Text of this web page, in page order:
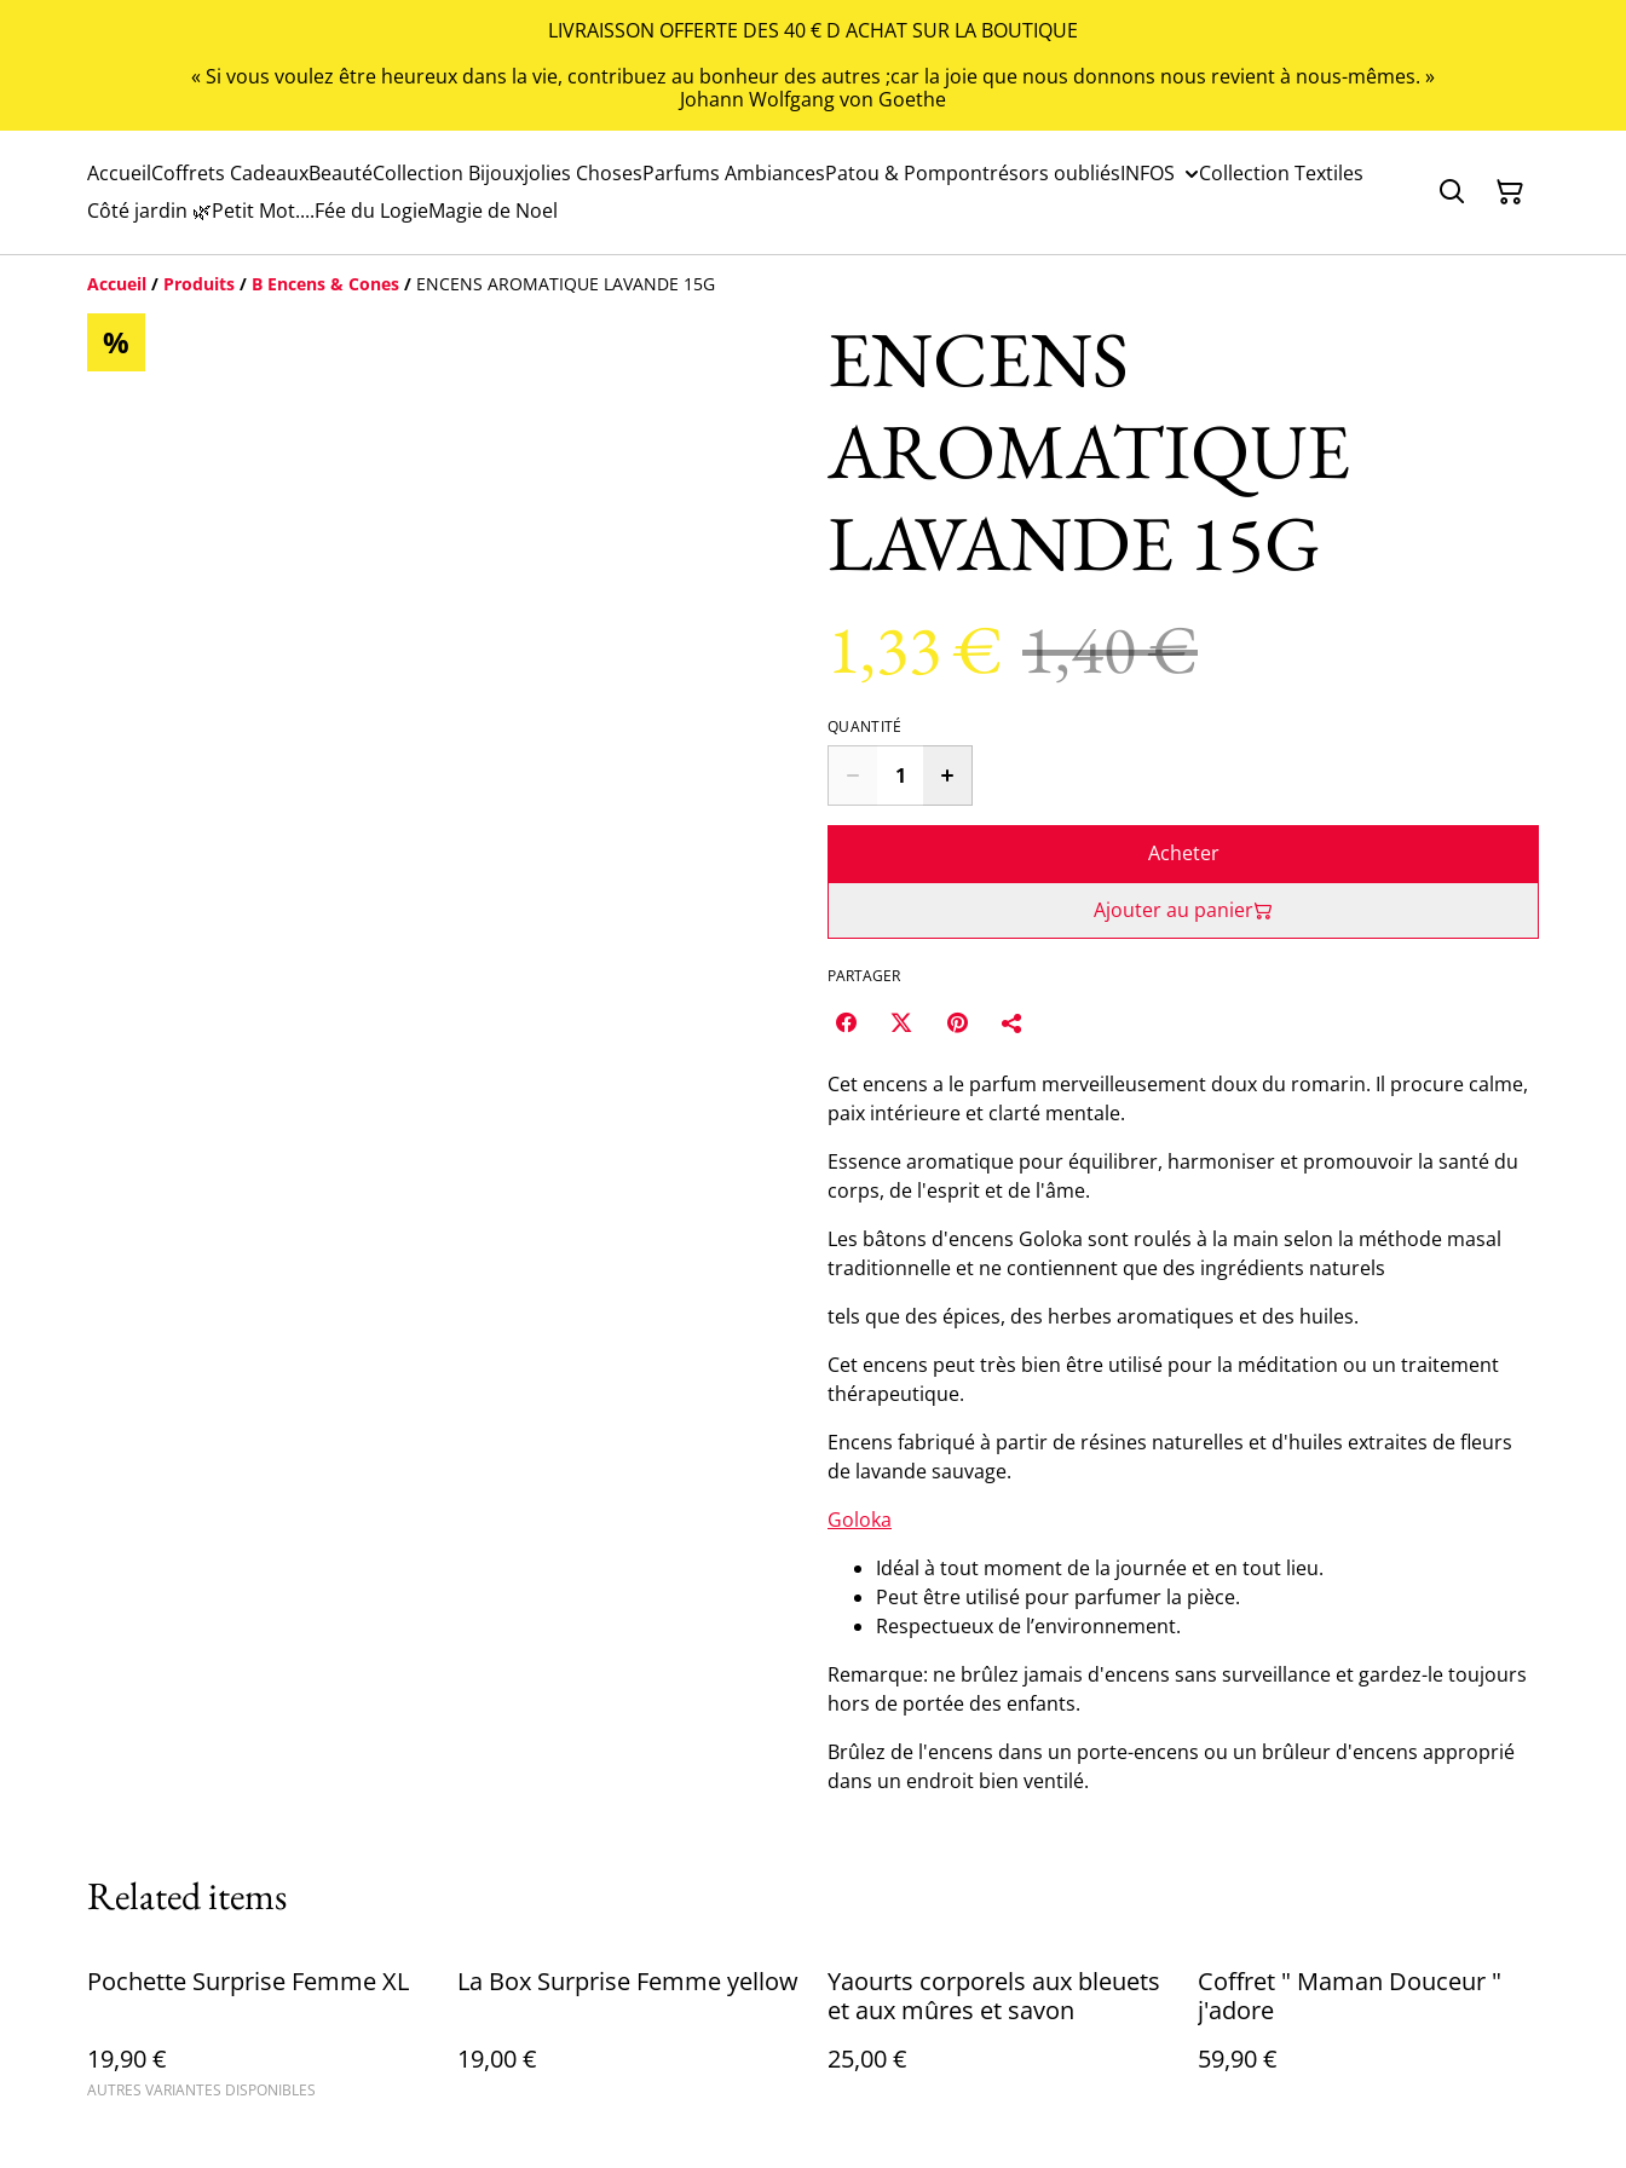
LIVRAISSON OFFERTE DES 40 € D ACHAT SUR LA BOUTIQUE
« Si vous voulez être heureux dans la vie, contribuez au bonheur des autres ;car la joie que nous donnons nous revient à nous-mêmes. »
Johann Wolfgang von Goethe
AccueilCoffrets CadeauxBeautéCollection Bijouxjolies ChosesParfums AmbiancesPatou & Pompontrésors oubliésINFOS
Collection Textiles
Côté jardin 🌿Petit Mot....Fée du LogieMagie de Noel
Accueil / Produits / B Encens & Cones / ENCENS AROMATIQUE LAVANDE 15G
%
ENCENS
AROMATIQUE
LAVANDE 15G
1,33 € 1,40 €
QUANTITÉ
Acheter
Ajouter au panier
PARTAGER
Cet encens a le parfum merveilleusement doux du romarin. Il procure calme,
paix intérieure et clarté mentale.
Essence aromatique pour équilibrer, harmoniser et promouvoir la santé du
corps, de l'esprit et de l'âme.
Les bâtons d'encens Goloka sont roulés à la main selon la méthode masal
traditionnelle et ne contiennent que des ingrédients naturels
tels que des épices, des herbes aromatiques et des huiles.
Cet encens peut très bien être utilisé pour la méditation ou un traitement
thérapeutique.
Encens fabriqué à partir de résines naturelles et d'huiles extraites de fleurs
de lavande sauvage.
Goloka
Idéal à tout moment de la journée et en tout lieu.
Peut être utilisé pour parfumer la pièce.
Respectueux de l’environnement.
Remarque: ne brûlez jamais d'encens sans surveillance et gardez-le toujours
hors de portée des enfants.
Brûlez de l'encens dans un porte-encens ou un brûleur d'encens approprié
dans un endroit bien ventilé.
Related items
Pochette Surprise Femme XL
19,90 €
AUTRES VARIANTES DISPONIBLES
La Box Surprise Femme yellow
19,00 €
Yaourts corporels aux bleuets
et aux mûres et savon
25,00 €
Coffret " Maman Douceur "
j'adore
59,90 €